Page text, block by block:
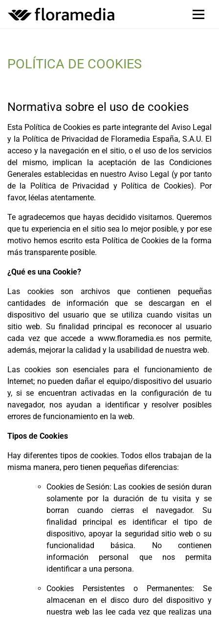
POLÍTICA DE COOKIES
Normativa sobre el uso de cookies
Esta Política de Cookies es parte integrante del Aviso Legal
y la Política de Privacidad de Floramedia España, S.A.U. El
acceso y la navegación en el sitio, o el uso de los servicios
del mismo, implican la aceptación de las Condiciones
Generales establecidas en nuestro Aviso Legal (y por tanto
de la Política de Privacidad y Política de Cookies). Por
favor, léelas atentamente.
Te agradecemos que hayas decidido visitarnos. Queremos
que tu experiencia en el sitio sea lo mejor posible, y por ese
motivo hemos escrito esta Política de Cookies de la forma
más transparente posible.
¿Qué es una Cookie?
Las cookies son archivos que contienen pequeñas
cantidades de información que se descargan en el
dispositivo del usuario que se utiliza cuando visitas un
sitio web. Su finalidad principal es reconocer al usuario
cada vez que accede a www.floramedia.es nos permite,
además, mejorar la calidad y la usabilidad de nuestra web.
Las cookies son esenciales para el funcionamiento de
Internet; no pueden dañar el equipo/dispositivo del usuario
y, si se encuentran activadas en la configuración de tu
navegador, nos ayudan a identificar y resolver posibles
errores de funcionamiento en la web.
Tipos de Cookies
Hay diferentes tipos de cookies. Todos ellos trabajan de la
misma manera, pero tienen pequeñas diferencias:
Cookies de Sesión: Las cookies de sesión duran
solamente por la duración de tu visita y se
borran cuando cierras el navegador. Su
finalidad principal es identificar el tipo de
dispositivo, apoyar la seguridad sitio web o su
funcionalidad básica. No contienen
información personal que nos permita
identificar a una persona.
Cookies Persistentes o Permanentes: Se
almacenan en el disco duro del dispositivo y
nuestra web las lee cada vez que realizas una